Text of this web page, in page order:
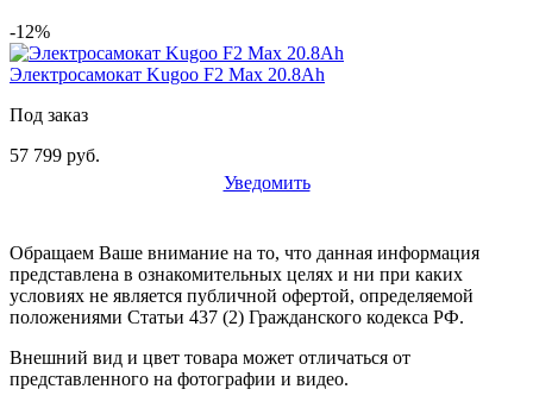
-12%
Электросамокат Kugoo F2 Max 20.8Ah
Под заказ
57 799 руб.
Уведомить
Обращаем Ваше внимание на то, что данная информация
представлена в ознакомительных целях и ни при каких
условиях не является публичной офертой, определяемой
положениями Статьи 437 (2) Гражданского кодекса РФ.
Внешний вид и цвет товара может отличаться от
представленного на фотографии и видео.